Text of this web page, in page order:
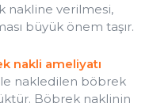
nakline verilmesi,
büyük önem taşır.
nakli ameliyatı
nakledilen böbrek
Böbrek naklinin